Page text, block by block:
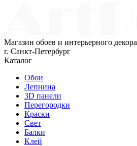
Магазин обоев и интерьерного декора
г. Санкт-Петербург
Каталог
Обои
Лепнина
3D панели
Перегородки
Краски
Свет
Балки
Клей